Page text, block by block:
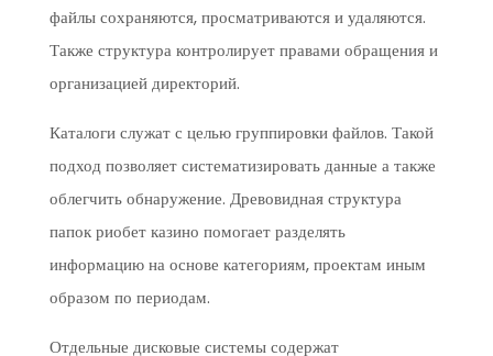
файлы сохраняются, просматриваются и удаляются.
Также структура контролирует правами обращения и
организацией директорий.
Каталоги служат с целью группировки файлов. Такой
подход позволяет систематизировать данные а также
облегчить обнаружение. Древовидная структура
папок риобет казино помогает разделять
информацию на основе категориям, проектам иным
образом по периодам.
Отдельные дисковые системы содержат